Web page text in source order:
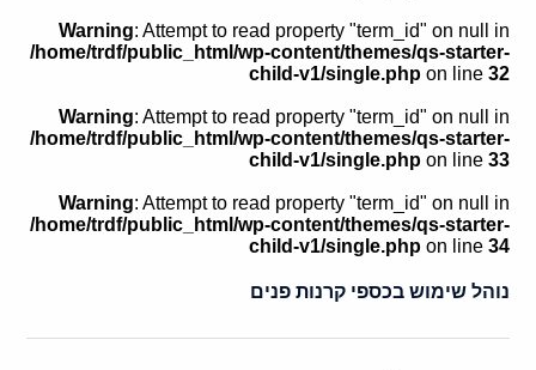
כספים וכלכלה
המחלקה המשפטית
מחלקת תפעול
קולות קוראים
English
Warning: Attempt to read property "term_id" on null in
/home/trdf/public_html/wp-content/themes/qs-starter-
child-v1/single.phpon line 32
Warning: Attempt to read property "term_id" on null in
/home/trdf/public_html/wp-content/themes/qs-starter-
child-v1/single.phpon line 33
Warning: Attempt to read property "term_id" on null in
/home/trdf/public_html/wp-content/themes/qs-starter-
child-v1/single.phpon line 34
נוהל שימוש בכספי קרנות פנים